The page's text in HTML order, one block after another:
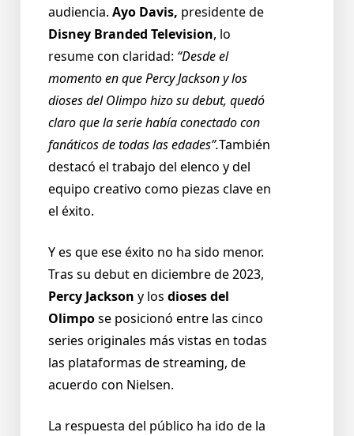
audiencia. Ayo Davis, presidente de
Disney Branded Television, lo
resume con claridad: “Desde el
momento en que Percy Jackson y los
dioses del Olimpo hizo su debut, quedó
claro que la serie había conectado con
fanáticos de todas las edades”.También
destacó el trabajo del elenco y del
equipo creativo como piezas clave en
el éxito.
Y es que ese éxito no ha sido menor.
Tras su debut en diciembre de 2023,
Percy Jackson y los dioses del
Olimpose posicionó entre las cinco
series originales más vistas en todas
las plataformas de streaming, de
acuerdo con Nielsen.
La respuesta del público ha ido de la